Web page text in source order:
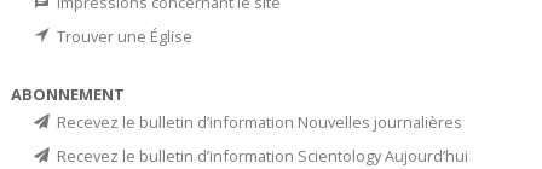
Trouver une Église
ABONNEMENT
Recevez le bulletin d’information Nouvelles journalières
Recevez le bulletin d’information Scientology Aujourd’hui